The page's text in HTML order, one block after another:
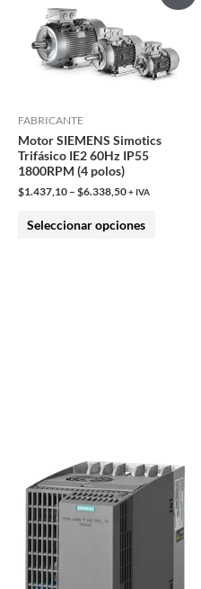
FABRICANTE
Motor SIEMENS Simotics
Trifásico IE2 60Hz IP55
1800RPM (4 polos)
$1.437,10 – $6.338,50+ IVA
Seleccionar opciones
producto
múltiples
variantes.
se